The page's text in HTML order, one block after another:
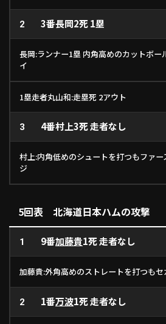
2 3番長岡2死 1塁
長岡:ランナー1塁 内角高めのカットボー
イ
1塁走者丸山和:走塁死 2アウト
3 4番村上3死 走者なし
村上:内角低めのシュートを打つもファ
ジ
5回表 北海道日本ハムの攻撃
1 9番加藤貴1死 走者なし
加藤貴:外角高めのストレートを打つも
2 1番万波1死 走者なし